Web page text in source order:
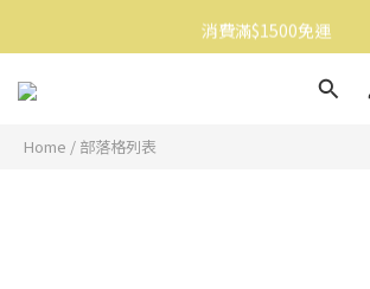
消費滿$1500免運
消費滿$1500免運
註冊會員享$100購物金
Home / 部落格列表